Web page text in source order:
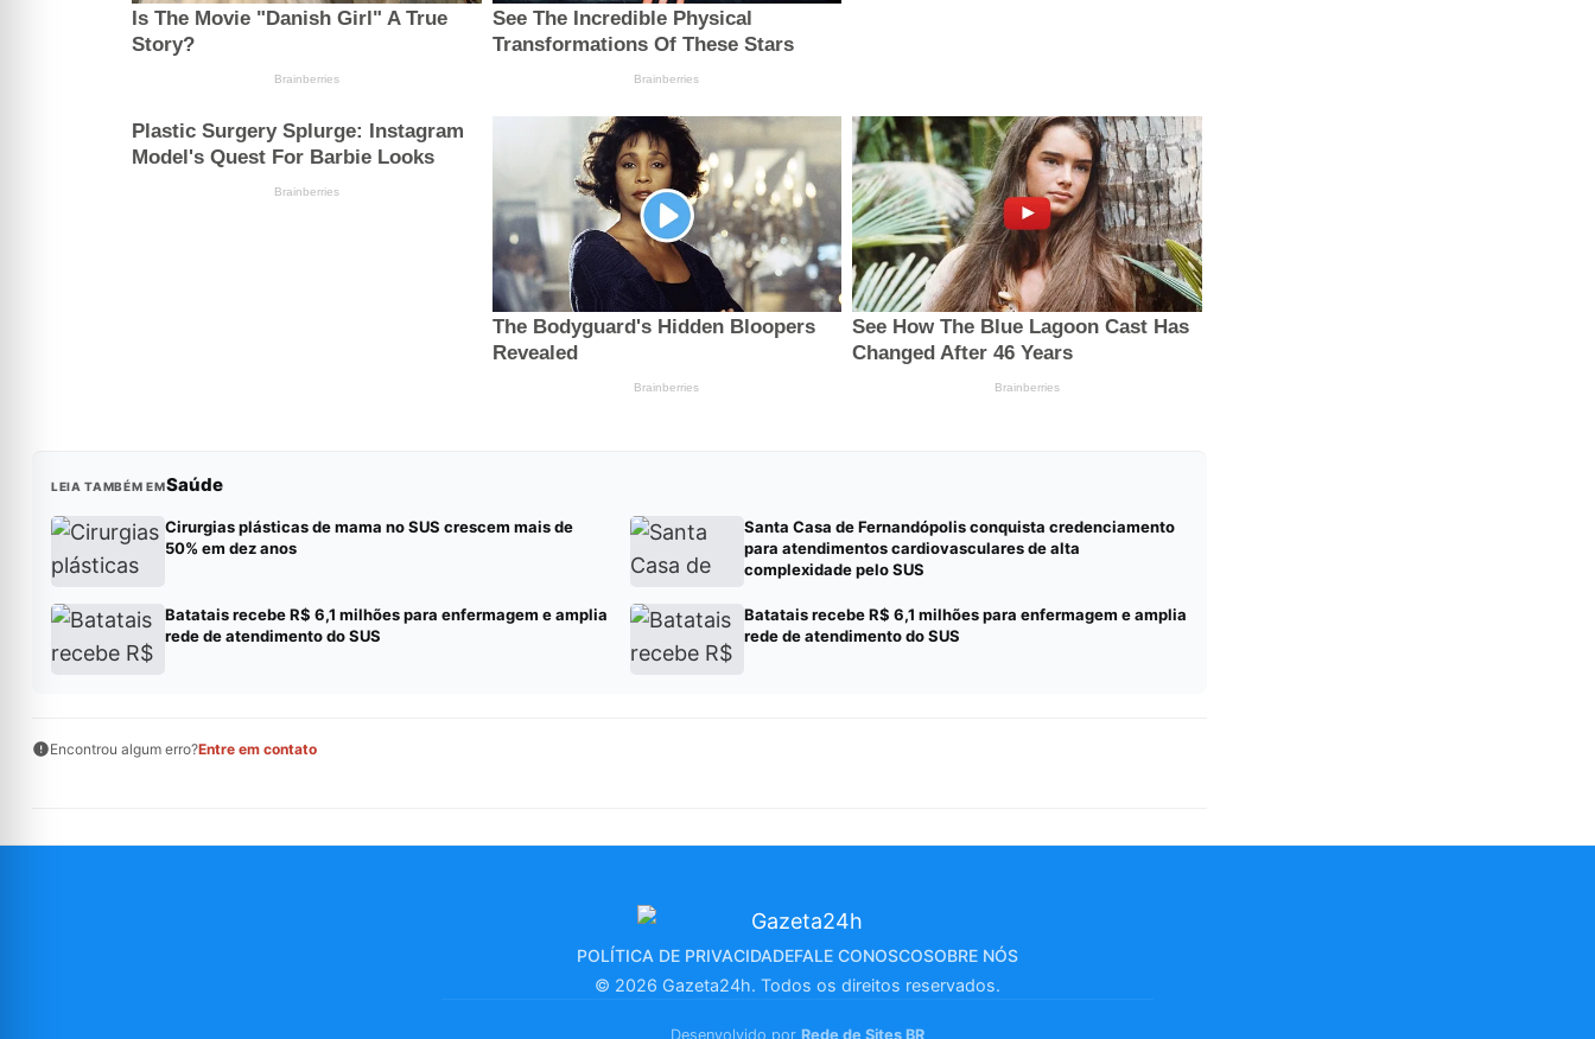
LEIA TAMBÉM EMSaúde
Cirurgias plásticas de mama no SUS crescem mais de
50% em dez anos
Santa Casa de Fernandópolis conquista credenciamento
para atendimentos cardiovasculares de alta
complexidade pelo SUS
Batatais recebe R$ 6,1 milhões para enfermagem e amplia
rede de atendimento do SUS
Batatais recebe R$ 6,1 milhões para enfermagem e amplia
rede de atendimento do SUS
Encontrou algum erro?Entre em contato
POLÍTICA DE PRIVACIDADEFALE CONOSCOSOBRE NÓS
© 2026 Gazeta24h. Todos os direitos reservados.
Desenvolvido por Rede de Sites BR